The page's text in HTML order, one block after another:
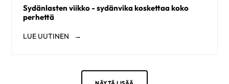
Sydänlasten viikko - sydänvika koskettaa koko
perhettä
LUE UUTINEN